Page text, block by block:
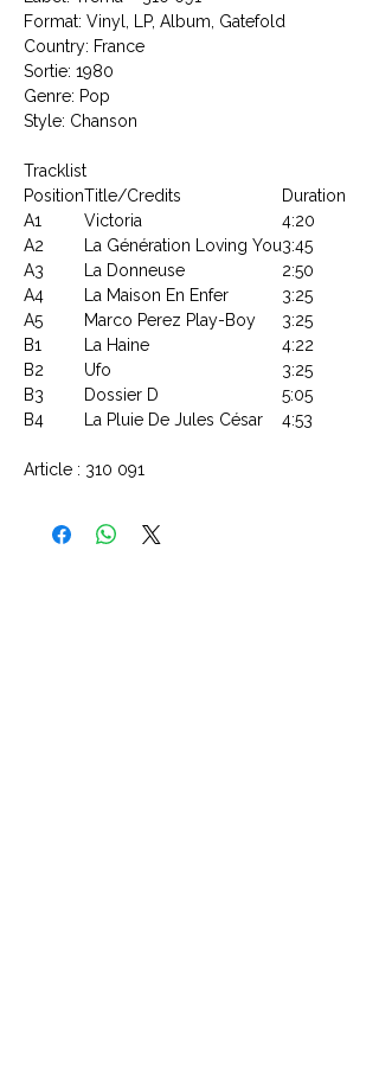
Format: Vinyl, LP, Album, Gatefold
Country: France
Sortie: 1980
Genre: Pop
Style: Chanson
Tracklist
PositionTitle/Credits
Duration
A1
Victoria
4:20
A2
La Génération Loving You3:45
A3
La Donneuse
2:50
A4
La Maison En Enfer
3:25
A5
Marco Perez Play-Boy
3:25
B1
La Haine
4:22
B2
Ufo
3:25
B3
Dossier D
5:05
B4
La Pluie De Jules César 4:53
Article : 310 091